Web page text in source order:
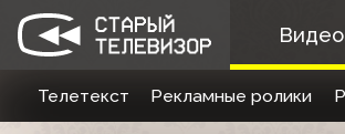
Телетекст Рекламные ролики